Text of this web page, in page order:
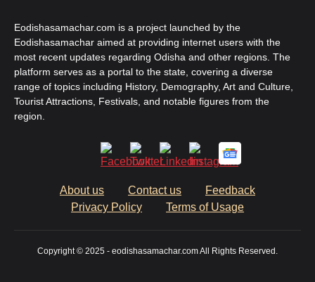
Eodishasamachar.com is a project launched by the
Eodishasamachar aimed at providing internet users with the
most recent updates regarding Odisha and other regions. The
platform serves as a portal to the state, covering a diverse
range of topics including History, Demography, Art and Culture,
Tourist Attractions, Festivals, and notable figures from the
region.
About us Contact us
Feedback
Privacy Policy
Terms of Usage
Copyright © 2025 - eodishasamachar.com All Rights Reserved.